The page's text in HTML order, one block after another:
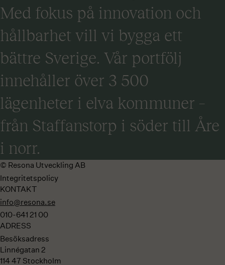
Med fokus på innovation och
hållbarhet vill vi bygga ett
bättre Sverige. Vår portfölj
innehåller över 3 500
lägenheter i elva kommuner –
från Staffanstorp i söder till Åre
i norr.
© Resona Utveckling AB
Integritetspolicy
KONTAKT
info@resona.se
010-641 21 00
ADRESS
Besöksadress
Linnégatan 2
114 47 Stockholm